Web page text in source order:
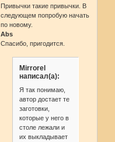
Привычки такие привычки. В
следующем попробую начать
по новому.
Abs
Спасибо, пригодится.
Mirrorel
написал(а):
Я так понимаю,
автор достает те
заготовки,
которые у него в
столе лежали и
их выкладывает